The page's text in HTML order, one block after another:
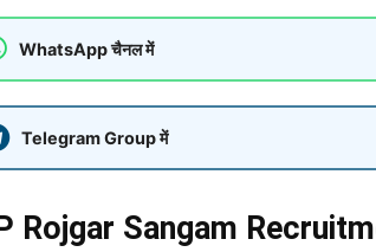
WhatsApp चैनल में
Telegram Group में
Rojgar Sangam